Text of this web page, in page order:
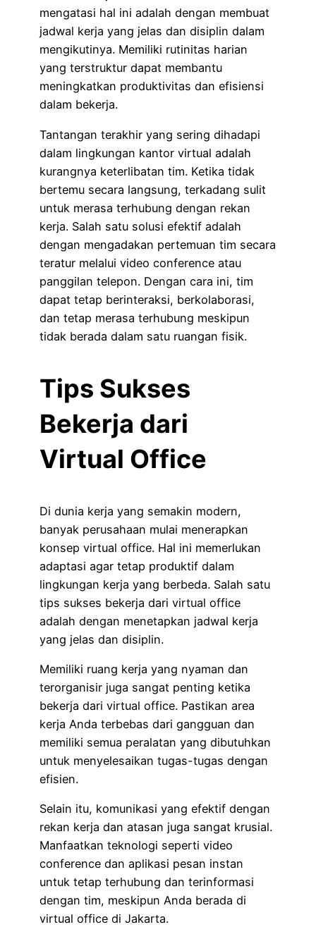
mengatasi hal ini adalah dengan membuat
jadwal kerja yang jelas dan disiplin dalam
mengikutinya. Memiliki rutinitas harian
yang terstruktur dapat membantu
meningkatkan produktivitas dan efisiensi
dalam bekerja.
Tantangan terakhir yang sering dihadapi
dalam lingkungan kantor virtual adalah
kurangnya keterlibatan tim. Ketika tidak
bertemu secara langsung, terkadang sulit
untuk merasa terhubung dengan rekan
kerja. Salah satu solusi efektif adalah
dengan mengadakan pertemuan tim secara
teratur melalui video conference atau
panggilan telepon. Dengan cara ini, tim
dapat tetap berinteraksi, berkolaborasi,
dan tetap merasa terhubung meskipun
tidak berada dalam satu ruangan fisik.
Tips Sukses
Bekerja dari
Virtual Office
Di dunia kerja yang semakin modern,
banyak perusahaan mulai menerapkan
konsep virtual office. Hal ini memerlukan
adaptasi agar tetap produktif dalam
lingkungan kerja yang berbeda. Salah satu
tips sukses bekerja dari virtual office
adalah dengan menetapkan jadwal kerja
yang jelas dan disiplin.
Memiliki ruang kerja yang nyaman dan
terorganisir juga sangat penting ketika
bekerja dari virtual office. Pastikan area
kerja Anda terbebas dari gangguan dan
memiliki semua peralatan yang dibutuhkan
untuk menyelesaikan tugas-tugas dengan
efisien.
Selain itu, komunikasi yang efektif dengan
rekan kerja dan atasan juga sangat krusial.
Manfaatkan teknologi seperti video
conference dan aplikasi pesan instan
untuk tetap terhubung dan terinformasi
dengan tim, meskipun Anda berada di
virtual office di Jakarta.